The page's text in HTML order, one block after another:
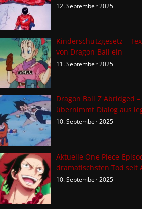
12. September 2025
Kinderschutzgesetz –
von Dragon Ball ein
11. September 2025
Dragon Ball Z Abridged
übernimmt Dialog aus
10. September 2025
Aktuelle One Piece-
dramatischsten Tod seit
10. September 2025